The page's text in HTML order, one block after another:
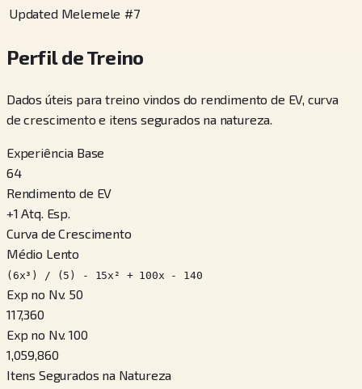
Updated Melemele #7
Perfil de Treino
Dados úteis para treino vindos do rendimento de EV, curva
de crescimento e itens segurados na natureza.
Experiência Base
64
Rendimento de EV
+1 Atq. Esp.
Curva de Crescimento
Médio Lento
(6x³) / (5) - 15x² + 100x - 140
Exp no Nv. 50
117,360
Exp no Nv. 100
1,059,860
Itens Segurados na Natureza